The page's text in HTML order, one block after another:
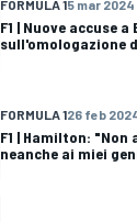
FORMULA 15 mar 2024
F1 | Nuove accuse a
sull'omologazione
FORMULA 126 feb
F1 | Hamilton:
neanche ai miei